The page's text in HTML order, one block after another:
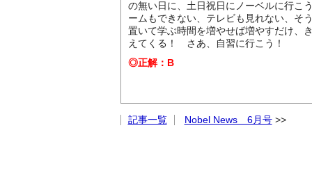
の無い日に、土日祝日にノーベルに行こ
ームもできない、テレビも見れない、そ
置いて学ぶ時間を増やせば増やすだけ、
えてくる！ さあ、自習
◎正解：B
記事一覧 Nobel News 6月号